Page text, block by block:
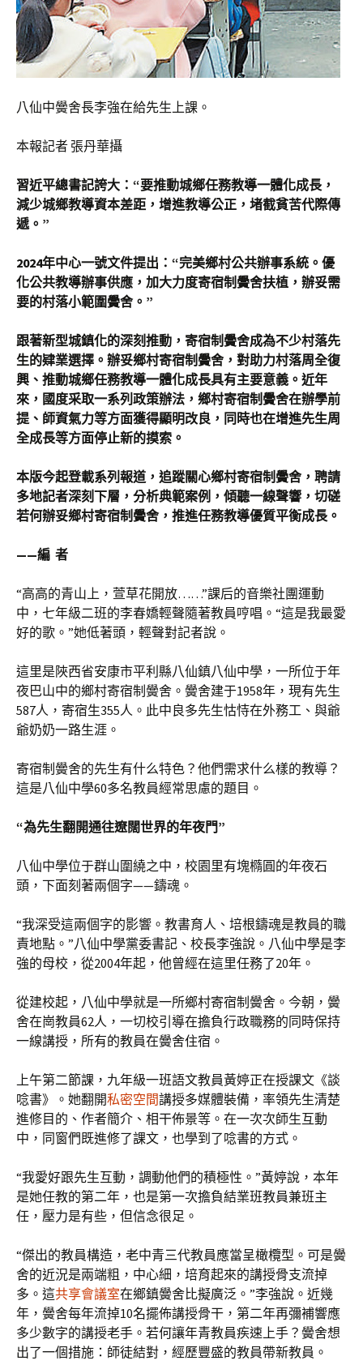
八仙中黌舍長李強在給先生上課。
本報記者 張丹華攝
習近平總書記誇大：“要推動城鄉任務教導一體化成長，
減少城鄉教導資本差距，增進教導公正，堵截貧苦代際傳
遞。”
2024年中心一號文件提出：“完美鄉村公共辦事系統。優
化公共教導辦事供應，加大力度寄宿制黌舍扶植，辦妥需
要的村落小範圍黌舍。”
跟著新型城鎮化的深刻推動，寄宿制黌舍成為不少村落先
生的肄業選擇。辦妥鄉村寄宿制黌舍，對助力村落周全復
興、推動城鄉任務教導一體化成長具有主要意義。近年
來，國度采取一系列政策辦法，鄉村寄宿制黌舍在辦學前
提、師資氣力等方面獲得顯明改良，同時也在增進先生周
全成長等方面停止新的摸索。
本版今起登載系列報道，追蹤關心鄉村寄宿制黌舍，聘請
多地記者深刻下層，分析典範案例，傾聽一線聲響，切磋
若何辦妥鄉村寄宿制黌舍，推進任務教導優質平衡成長。
——編 者
“高高的青山上，萱草花開放……”課后的音樂社團運動
中，七年級二班的李春嬌輕聲隨著教員哼唱。“這是我最愛
好的歌。”她低著頭，輕聲對記者說。
這里是陜西省安康市平利縣八仙鎮八仙中學，一所位于年
夜巴山中的鄉村寄宿制黌舍。黌舍建于1958年，現有先生
587人，寄宿生355人。此中良多先生怙恃在外務工、與爺
爺奶奶一路生涯。
寄宿制黌舍的先生有什么特色？他們需求什么樣的教導？
這是八仙中學60多名教員經常思慮的題目。
“為先生翻開通往遼闊世界的年夜門”
八仙中學位于群山圍繞之中，校園里有塊橢圓的年夜石
頭，下面刻著兩個字——鑄魂。
“我深受這兩個字的影響。教書育人、培根鑄魂是教員的職
責地點。”八仙中學黨委書記、校長李強說。八仙中學是李
強的母校，從2004年起，他曾經在這里任務了20年。
從建校起，八仙中學就是一所鄉村寄宿制黌舍。今朝，黌
舍在崗教員62人，一切校引導在擔負行政職務的同時保持
一線講授，所有的教員在黌舍住宿。
上午第二節課，九年級一班語文教員黃婷正在授課文《談
唸書》。她翻開私密空間講授多媒體裝備，率領先生清楚
進修目的、作者簡介、相干佈景等。在一次次師生互動
中，同窗們既進修了課文，也學到了唸書的方式。
“我愛好跟先生互動，調動他們的積極性。”黃婷說，本年
是她任教的第二年，也是第一次擔負結業班教員兼班主
任，壓力是有些，但信念很足。
“傑出的教員構造，老中青三代教員應當呈橄欖型。可是黌
舍的近況是兩端粗，中心細，培育起來的講授骨支流掉
多。這共享會議室在鄉鎮黌舍比擬廣泛。”李強說。近幾
年，黌舍每年流掉10名擺佈講授骨干，第二年再彌補響應
多少數字的講授老手。若何讓年青教員疾速上手？黌舍想
出了一個措施：師徒結對，經歷豐盛的教員帶新教員。